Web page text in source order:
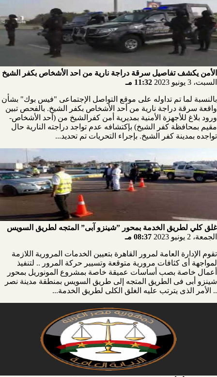
الأمن يكشف تفاصيل سرقة دراجة نارية من احد الأشخاص بكفر الشيخ
السبت، 3 يونيو 2023
11:32 مـ
بالنسبة لما تم تداوله على موقع التواصل الإجتماعى "فيس بوك" بشأن
واقعة سرقة دراجة نارية من أحد الأشخاص بكفر الشيخ. بالفحص تبين
ورود بلاغ للأجهزة الأمنية بمديرية أمن كفرالشيخ من (أحد الأشخاص-
مقيم بمحافظة كفر الشيخ) بإكتشافه عدم تواجد دراجته النارية حال
تواجده بمدينة كفر الشيخ. بإجراء التحريات تم تحديد...
غلق كلي لطريق الخدمة بمحور ”شينزو آبى” المتجه لطريق السويس
الجمعة، 2 يونيو 2023
08:37 مـ
تقوم الإدارة العامة لمرور القاهرة بتعيين الخدمات المرورية اللازمة
لمواجهة أى كثافات مرورية متوقعة وتسيير حركة المرور .. لتنفيذ
أعمال خاصة بصب أساسات عميقة خاصة بمشروع المونوريل بمحور
شينزو أبى فى الطريق المتجه إلى طريق السويس بمنطقة مدينة نصر
.. الأمر الذى يترتب عليه الغلق الكلى لطريق الخدمة...